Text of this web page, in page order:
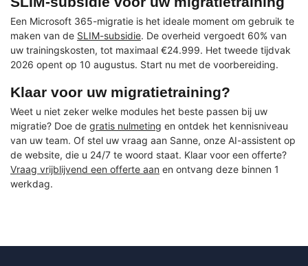
Een Microsoft 365-migratie is het ideale moment om gebruik te
maken van de SLIM-subsidie. De overheid vergoedt 60% van
uw trainingskosten, tot maximaal €24.999. Het tweede tijdvak
2026 opent op 10 augustus. Start nu met de voorbereiding.
Klaar voor uw migratietraining?
Weet u niet zeker welke modules het beste passen bij uw
migratie? Doe de gratis nulmeting en ontdek het kennisniveau
van uw team. Of stel uw vraag aan Sanne, onze AI-assistent op
de website, die u 24/7 te woord staat. Klaar voor een offerte?
Vraag vrijblijvend een offerte aan en ontvang deze binnen 1
werkdag.